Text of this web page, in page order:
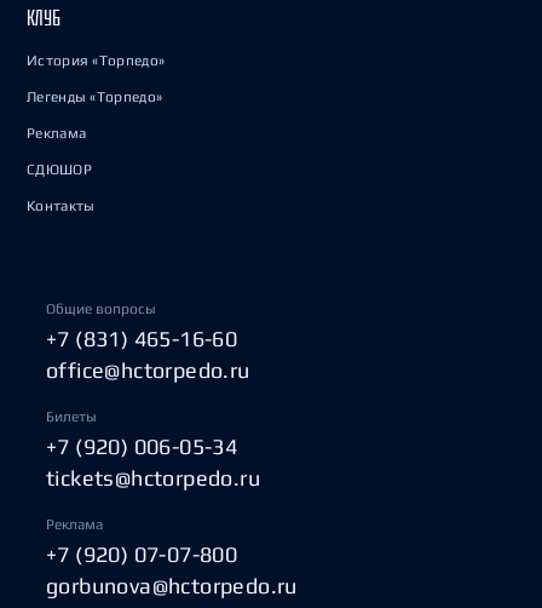
КЛУБ
История «Торпедо»
Легенды «Торпедо»
Реклама
СДЮШОР
Контакты
Общие вопросы
+7 (831) 465-16-60
office@hctorpedo.ru
Билеты
+7 (920) 006-05-34
tickets@hctorpedo.ru
Реклама
+7 (920) 07-07-800
gorbunova@hctorpedo.ru